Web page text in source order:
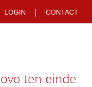
CONTACT
|
LOGIN
ten einde